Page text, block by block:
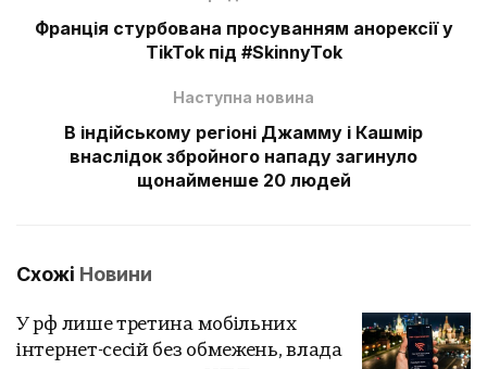
Франція стурбована просуванням анорексії у
TikTok під #SkinnyTok
Наступна новина
В індійському регіоні Джамму і Кашмір
внаслідок збройного нападу загинуло
щонайменше 20 людей
Схожі Новини
У рф лише третина мобільних
інтернет-сесій без обмежень, влада